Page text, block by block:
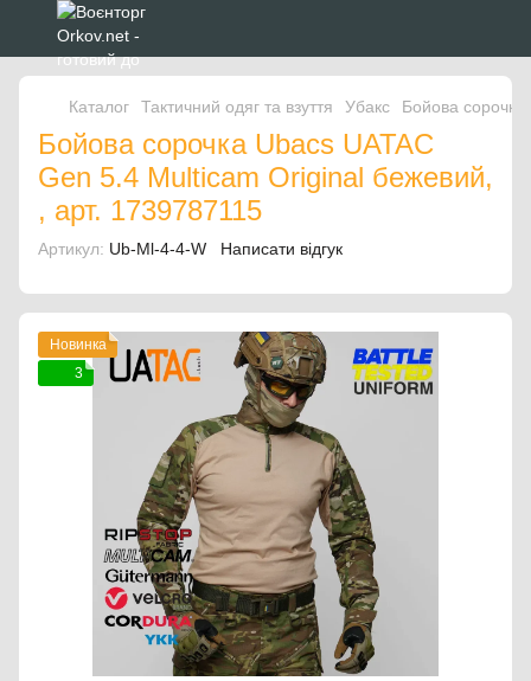
Каталог Тактичний одяг та взуття Убакс Бойова
Бойова сорочка Ubacs UATAC
Gen 5.4 Multicam Original бежевий,
, арт. 1739787115
Артикул: Ub-Ml-4-4-W Написати відгук
Новинка
3